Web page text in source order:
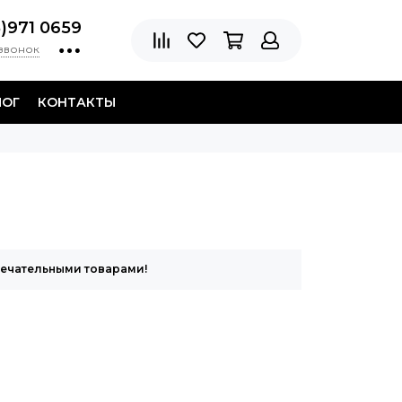
0659
КОНТАКТЫ
товарами!